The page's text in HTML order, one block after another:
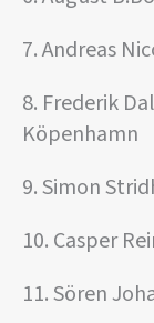
7. Andreas
8. Frederik
Köpenhamn
9. Simon
10. Casper
11. Sören